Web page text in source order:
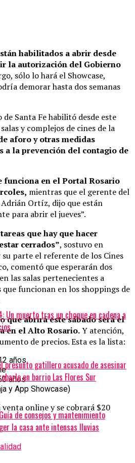
habilitados a abrir desde
la autorización del Gobierno
sólo lo hará el Showcase,
demorar hasta dos semanas
Santa Fe habilitó desde este
y complejos de cines de la
aforo y otras medidas
a la prevención del contagio de
funciona en el Portal Rosario
mientras que el gerente del
Ortíz, dijo que están
para abrir el jueves”.
que hay que hacer
cerrados”, sostuvo en
su parte el referente de los Cines
comentó que esperarán dos
las salas pertenecientes a
funcionan en los shoppings de
que abrirá este sábado será el
en el Alto Rosario.Y atención,
de precios. Esta es la lista:
años
años
y App Showcase)
venta online y se cobrará $20
Un muerto tras un choque en cadena a
presunto gatillero acusado de asesinar
en barrio Las Flores Sur
de consejos y mantenimiento
la casa ante intensas lluvias